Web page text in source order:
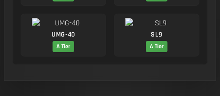
UMG-40
A Tier
SL9
A Tier